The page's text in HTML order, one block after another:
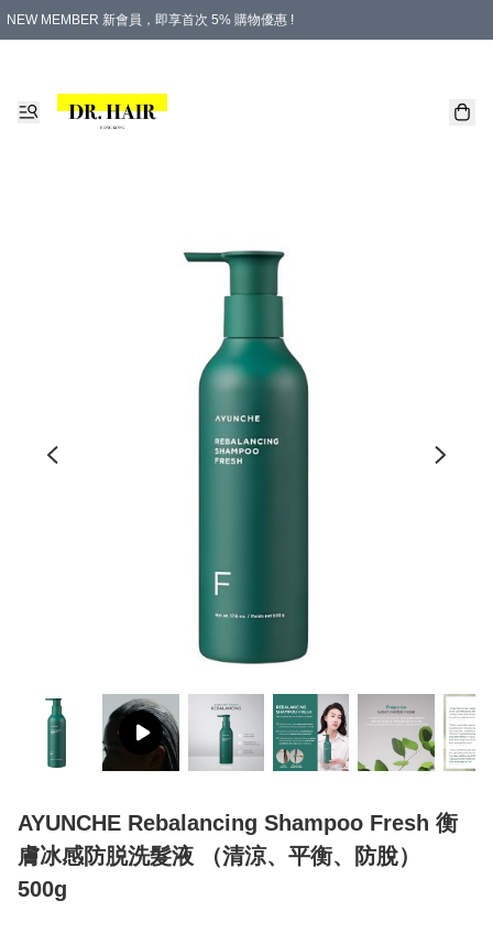
NEW MEMBER 新會員，即享首次 5% 購物優惠 !
AYUNCHE Rebalancing Shampoo Fresh 衡
膚冰感防脱洗髮液 （清涼、平衡、防脫）
500g